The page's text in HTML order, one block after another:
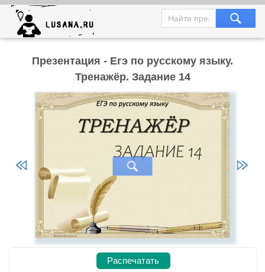
Презентация - Егэ по русскому языку.
Тренажёр. Задание 14
Распечатать